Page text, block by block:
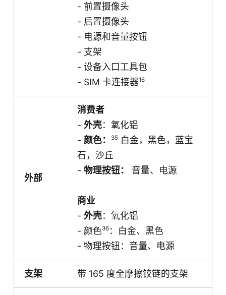
- 前置摄像头
- 后置摄像头
- 电源和音量按钮
- 支架
- 设备入口工具包
- SIM 卡连接器16
外部
消费者
-外壳：氧化铝
- 颜色： 35 白金，黑色，蓝宝
石，沙丘
-物理按钮： 音量、电源
商业
-外壳：氧化铝
- 颜色36 ：白金、黑色
- 物理按钮：音量、电源
支架 带 165 度全摩擦铰链的支架